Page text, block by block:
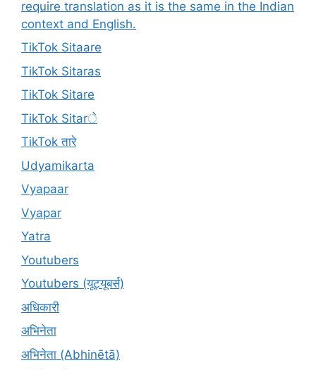
require translation as it is the same in the Indian
context and English.
TikTok Sitaare
TikTok Sitaras
TikTok Sitare
TikTok Sitarे
TikTok तारे
Udyamikarta
Vyapaar
Vyapar
Yatra
Youtubers
Youtubers (यूट्यूबर्स)
अधिकारी
अभिनेता
अभिनेता (Abhinētā)